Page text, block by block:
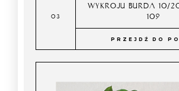
WYKROJU BURDA 10/
109
PRZEJDŹ DO